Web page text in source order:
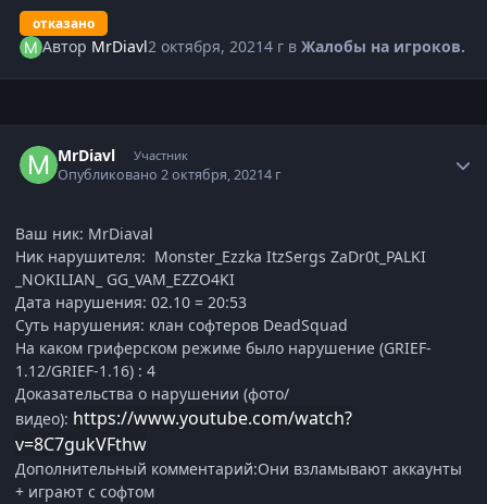
отказано
Автор MrDiavl2 октября, 20214 г вЖалобы на игроков.
MrDiavl Участник
Опубликовано2 октября, 20214 г
Ваш ник: MrDiaval
Ник нарушителя: Monster_Ezzka ItzSergs ZaDr0t_PALKI
_NOKILIAN_ GG_VAM_EZZO4KI
Дата нарушения: 02.10 = 20:53
Суть нарушения: клан софтеров DeadSquad
На каком гриферском режиме было нарушение (GRIEF-
1.12/GRIEF-1.16) : 4
Доказательства о нарушении (фото/
видео): https://www.youtube.com/watch?
v=8C7gukVFthw
Дополнительный комментарий:Они взламывают аккаунты
+ играют с софтом